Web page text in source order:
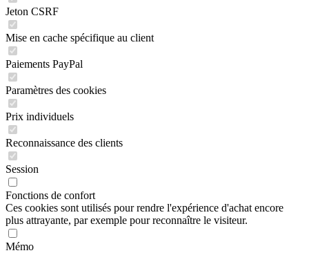
Jeton CSRF
Mise en cache spécifique au client
Paiements PayPal
Paramètres des cookies
Prix individuels
Reconnaissance des clients
Session
Fonctions de confort
Ces cookies sont utilisés pour rendre l'expérience d'achat encore
plus attrayante, par exemple pour reconnaître le visiteur.
Mémo